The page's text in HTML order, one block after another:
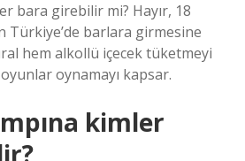
bara girebilir mi? Hayır, 18
Türkiye’de barlara girmesine
hem alkollü içecek tüketmeyi
oynamayı kapsar.
kimler